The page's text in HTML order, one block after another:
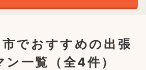
でおすすめの出張
ン一覧
（全4件）